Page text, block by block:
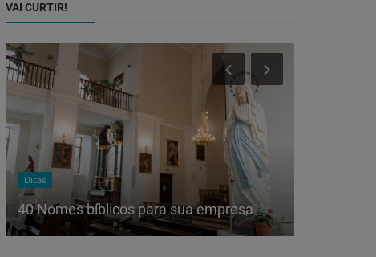
VAI CURTIR!
Dicas
40 Nomes bíblicos para sua empresa